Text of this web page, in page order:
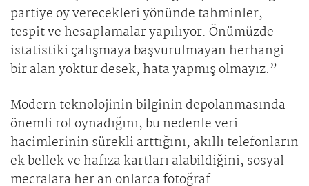
partiye oy verecekleri yönünde tahminler,
tespit ve hesaplamalar yapılıyor. Önümüzde
istatistiki çalışmaya başvurulmayan herhangi
bir alan yoktur desek, hata yapmış olmayız.”
Modern teknolojinin bilginin depolanmasında
önemli rol oynadığını, bu nedenle veri
hacimlerinin sürekli arttığını, akıllı telefonların
ek bellek ve hafıza kartları alabildiğini, sosyal
mecralara her an onlarca fotoğraf